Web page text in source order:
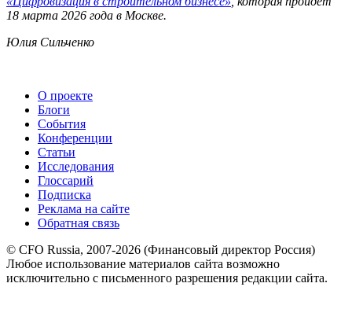
18 марта 2026 года в Москве.
Юлия Сильченко
О проекте
Блоги
События
Конференции
Статьи
Исследования
Глоссарий
Подписка
Реклама на сайте
Обратная связь
© CFO Russia, 2007-2026 (Финансовый директор Россия)
Любое использование материалов сайта возможно
исключительно с письменного разрешения редакции сайта.